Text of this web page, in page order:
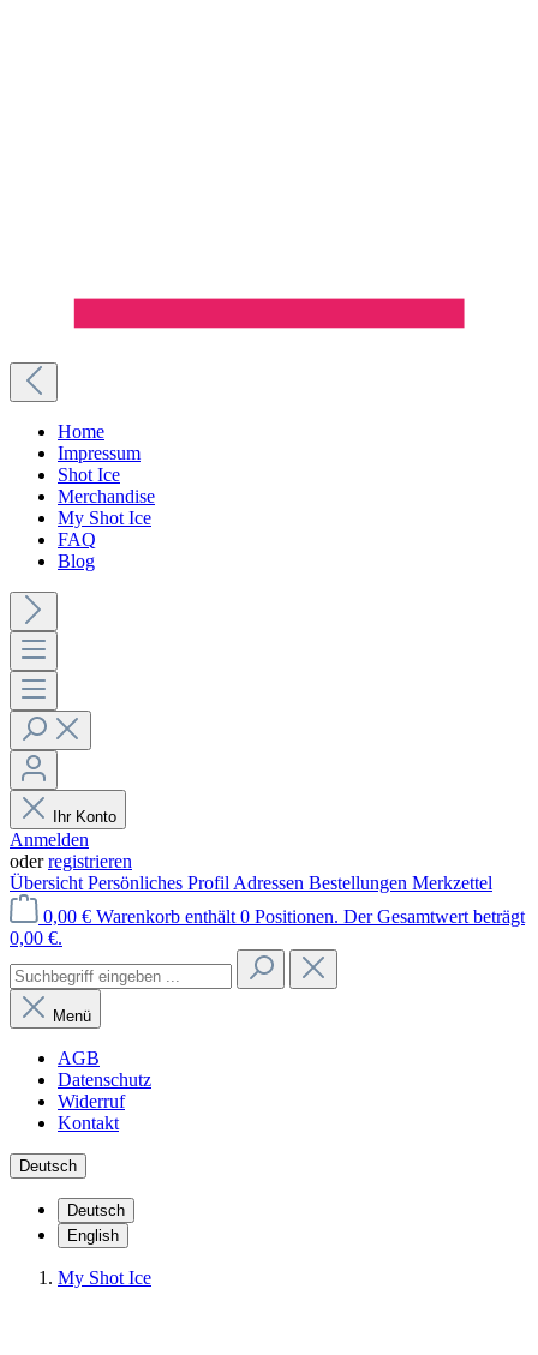
Home
Impressum
Shot Ice
Merchandise
My Shot Ice
FAQ
Blog
Ihr Konto
Anmelden
oderregistrieren
Übersicht Persönliches Profil Adressen Bestellungen Merkzettel
0,00 € Warenkorb enthält 0 Positionen. Der Gesamtwert beträgt
0,00 €.
Menü
AGB
Datenschutz
Widerruf
Kontakt
Deutsch
Deutsch
English
My Shot Ice